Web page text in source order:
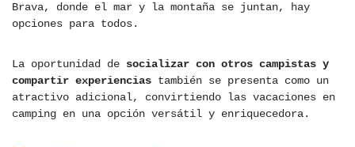
Brava, donde el mar y la montaña se juntan, hay
opciones para todos.
La oportunidad de socializar con otros campistas y
compartir experiencias también se presenta como un
atractivo adicional, convirtiendo las vacaciones en
camping en una opción versátil y enriquecedora.